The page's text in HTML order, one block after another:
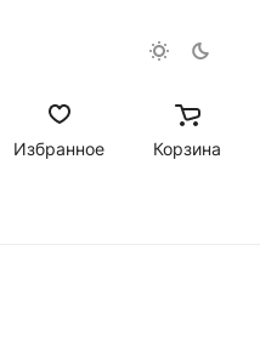
Избранное Корзина